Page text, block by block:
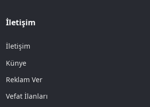
İletişim
İletişim
Künye
Reklam Ver
Vefat İlanları